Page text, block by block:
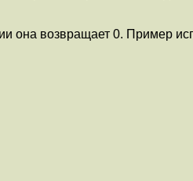
она возвращает 0. Пример